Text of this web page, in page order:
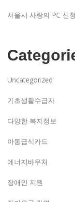
서울시 사랑의 PC 신
Uncategorized
기초생활수급자
다양한 복지정보
아동급식카드
에너지바우처
장애인 지원